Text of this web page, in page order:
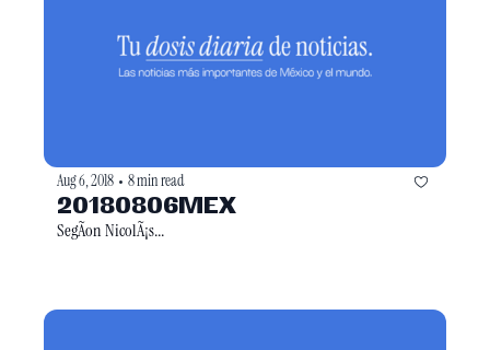
Aug 6, 2018 • 8 min read
20180806MEX
SegÃon NicolÃ¡s...